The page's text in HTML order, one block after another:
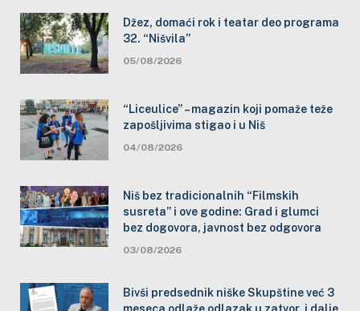
Džez, domaći rok i teatar deo programa
32. “Nišvila”
05/08/2026
“Liceulice” – magazin koji pomaže teže
zapošljivima stigao i u Niš
04/08/2026
Niš bez tradicionalnih “Filmskih
susreta” i ove godine: Grad i glumci
bez dogovora, javnost bez odgovora
03/08/2026
Bivši predsednik niške Skupštine već 3